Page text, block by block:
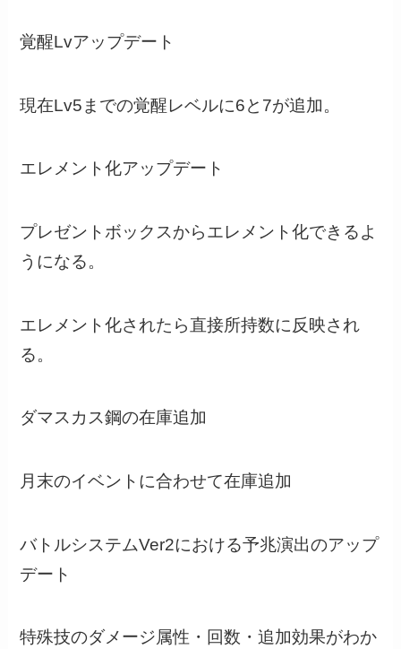
覚醒Lvアップデート
現在Lv5までの覚醒レベルに6と7が追加。
エレメント化アップデート
プレゼントボックスからエレメント化できるよ
うになる。
エレメント化されたら直接所持数に反映され
る。
ダマスカス鋼の在庫追加
月末のイベントに合わせて在庫追加
バトルシステムVer2における予兆演出のアップ
デート
特殊技のダメージ属性・回数・追加効果がわか